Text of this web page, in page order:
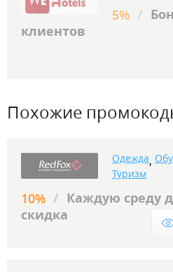
5% /
клиентов
Похожие
Одежда,
Туризм
10% / Каждую среду
скидка